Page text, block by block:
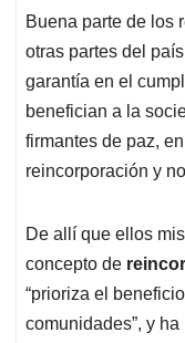
Buena parte de los
otras partes del
garantía en el
benefician a la
firmantes de paz,
reincorporación y
De allí que ellos
concepto de
“prioriza el
comunidades”, y